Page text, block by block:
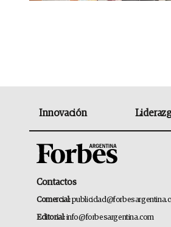
Innovación
Contactos
Comercial:
Editorial:info@forbesargentina.com